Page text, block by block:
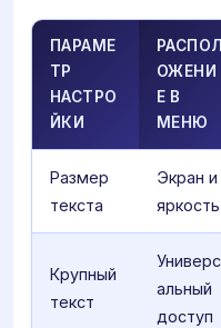
ПАРАМЕ
ТР
НАСТРО
ЙКИ
РАСПОЛ
ОЖЕНИ
Е В
МЕНЮ
Размер
текста
Экран и
яркость
Крупный
текст
Универс
альный
доступ